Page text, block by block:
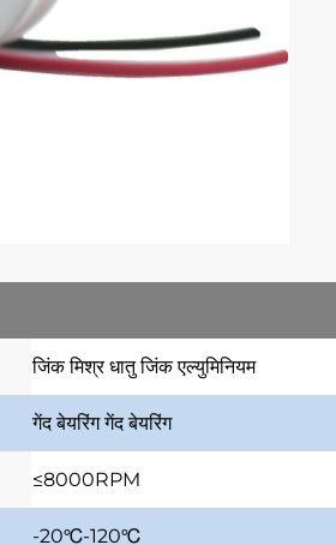
जिंक मिश्र धातुजिंक एल्युमिनियम
गेंद बेयरिंगगेंद बेयरिंग
≤8000RPM
-20℃-120℃